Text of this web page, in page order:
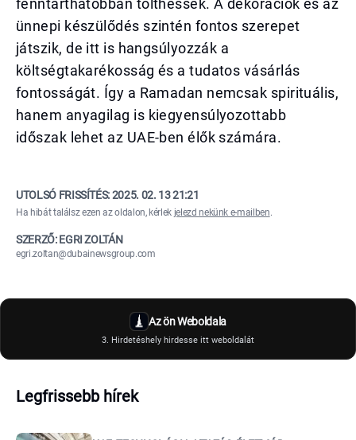
fenntarthatóbban tölthessék. A dekorációk és az
ünnepi készülődés szintén fontos szerepet
játszik, de itt is hangsúlyozzák a
költségtakarékosság és a tudatos vásárlás
fontosságát. Így a Ramadan nemcsak spirituális,
hanem anyagilag is kiegyensúlyozottabb
időszak lehet az UAE-ben élők számára.
UTOLSÓ FRISSÍTÉS:2025. 02. 13 21:21
Ha hibát találsz ezen az oldalon, kérlek jelezd nekünk e-mailben.
SZERZŐ: EGRI ZOLTÁN
egri.zoltan@dubainewsgroup.com
Az ön Weboldala
3. Hirdetéshely hirdesse itt weboldalát
Legfrissebb hírek